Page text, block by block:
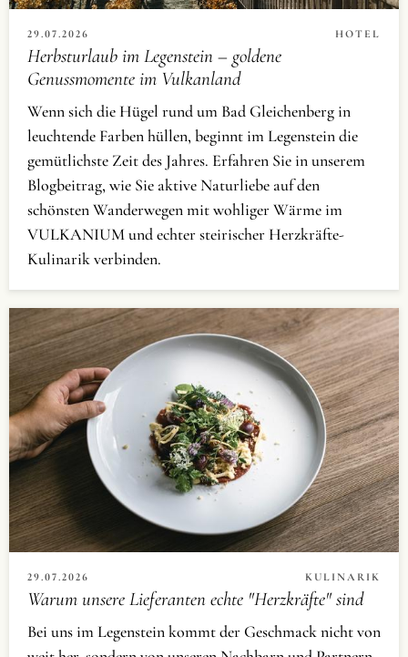
29.07.2026 HOTEL
Herbsturlaub im Legenstein – goldene
Genussmomente im Vulkanland
Wenn sich die Hügel rund um Bad Gleichenberg in
leuchtende Farben hüllen, beginnt im Legenstein die
gemütlichste Zeit des Jahres. Erfahren Sie in unserem
Blogbeitrag, wie Sie aktive Naturliebe auf den
schönsten Wanderwegen mit wohliger Wärme im
VULKANIUM und echter steirischer Herzkräfte-
Kulinarik verbinden.
29.07.2026 KULINARIK
Warum unsere Lieferanten echte "Herzkräfte" sind
Bei uns im Legenstein kommt der Geschmack nicht von